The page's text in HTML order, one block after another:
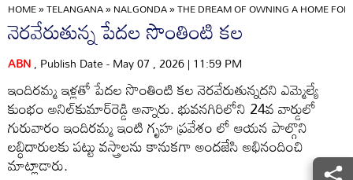
HOME»TELANGANA»NALGONDA»THE DREAM OF OWNING A HOME
నెరవేరుతున్న పేదల సొంతింటి కల
ABN, Publish Date - May 07 , 2026 | 11:59 PM
ఇందిరమ్మ ఇళ్లతో పేదల సొంతింటి కల నెరవేరుతున్నదని ఎమ్మెల్యే
కుంభం అనిల్‌కుమార్‌రెడ్డి అన్నారు. భువనగిరిలోని 24వ వార్డులో
గురువారం ఇందిరమ్మ ఇంటి గృహ ప్రవేశం లో ఆయన పాల్గొని
లబ్ధిదారులకు పట్టు వస్త్రాలను కానుకగా అందజేసి అభినందించి
మాట్లాడారు.